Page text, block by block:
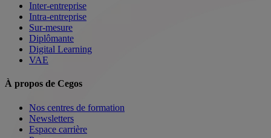
Inter-entreprise
Intra-entreprise
Sur-mesure
Diplômante
Digital Learning
VAE
À propos de Cegos
Nos centres de formation
Newsletters
Espace carrière